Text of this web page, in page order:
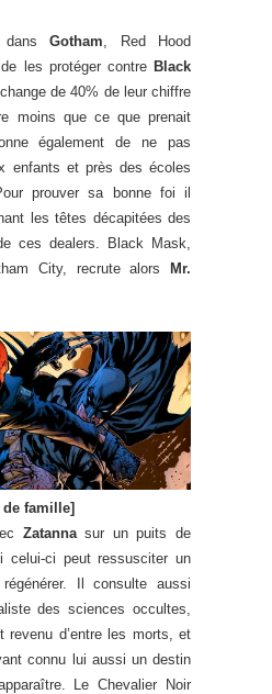
dansGotham , Red Hood
les protéger contre Black
de 40% de leur chiffre
moins que ce que prenait
également de ne pas
enfants et près des écoles
prouver sa bonne foi il
les têtes décapitées des
ces dealers. Black Mask,
City, recrute alors
Mr.
famille]
Zatannasur un puits de
celui-ci peut ressusciter un
Il consulte aussi
des sciences occultes,
revenu d’entre les morts, et
connu lui aussi un destin
Le Chevalier Noir